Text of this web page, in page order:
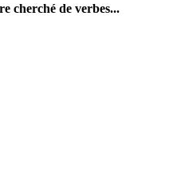
cherché de verbes...